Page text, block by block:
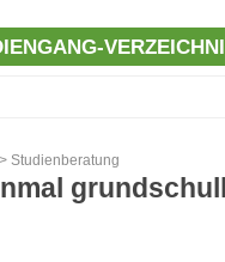
> Studienberatung